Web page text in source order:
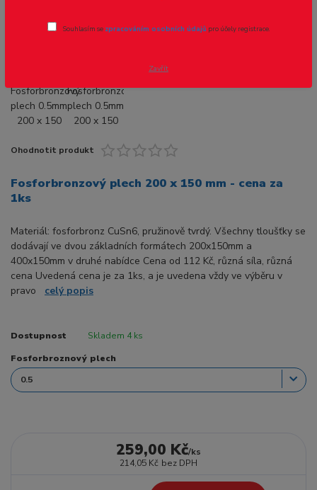
Ohodnotit produkt
Fosforbronzový plech 200 x 150 mm - cena za
1ks
Materiál: fosforbronz CuSn6, pružinově tvrdý. Všechny tloušťky se
dodávají ve dvou základních formátech 200x150mm a
400x150mm v druhé nabídce Cena od 112 Kč, různá síla, různá
cena Uvedená cena je za 1ks, a je uvedena vždy ve výběru v
pravo celý popis
Dostupnost Skladem 4 ks
Fosforbroznový plech
259,00 Kč/ks
214,05 Kč bez DPH
Souhlasím se zpracováním osobních údajů pro účely registrace.
Zavřít